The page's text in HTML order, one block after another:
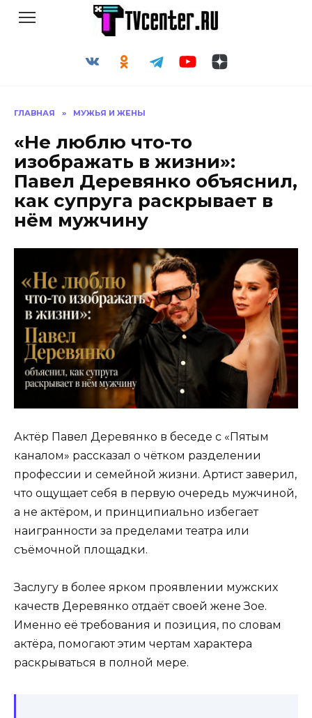
ГЛАВНАЯ » МУЖЬЯ И ЖЕНЫ
«Не люблю что-то
изображать в жизни»:
Павел Деревянко объяснил,
как супруга раскрывает в
нём мужчину
Актёр Павел Деревянко в беседе с «Пятым
каналом» рассказал о чётком разделении
профессии и семейной жизни. Артист заверил,
что ощущает себя в первую очередь мужчиной,
а не актёром, и принципиально избегает
наигранности за пределами театра или
съёмочной площадки.
Заслугу в более ярком проявлении мужских
качеств Деревянко отдаёт своей жене Зое.
Именно её требования и позиция, по словам
актёра, помогают этим чертам характера
раскрываться в полной мере.